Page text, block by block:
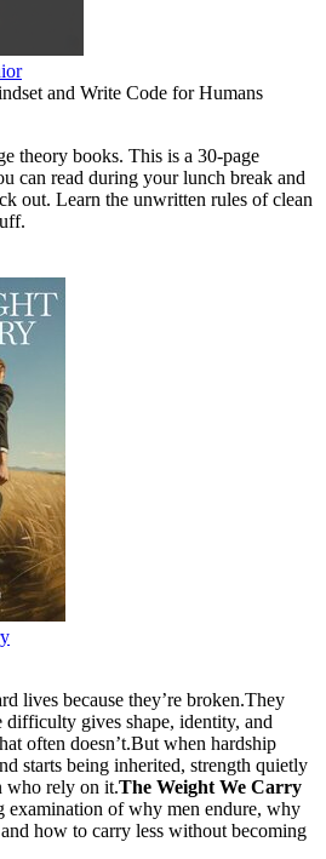
and Write Code for Humans
theory books. This is a 30-page
can read during your lunch break and
out. Learn the unwritten rules of clean
lives because they’re broken.They
difficulty gives shape, identity, and
often doesn’t.But when hardship
starts being inherited, strength quietly
who rely on it.The Weight We Carry
examination of why men endure, why
how to carry less without becoming